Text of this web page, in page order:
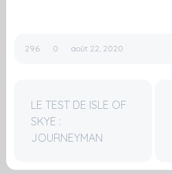
296 0 août 22, 2020
LE TEST DE ISLE OF
SKYE :
JOURNEYMAN